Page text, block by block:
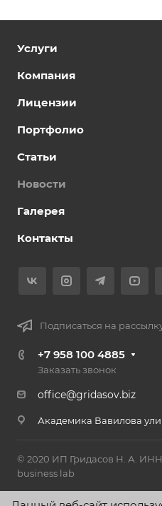
Услуги
Компания
Лицензии
Портфолио
Статьи
Новости
Галерея
Контакты
Подписаться на
+7 958 100 4885
Заказать звонок
office@gridasov.biz
Академика Вавилова
© 2020 ИП Гридасов Н. А. ИНН
business lab
Политика